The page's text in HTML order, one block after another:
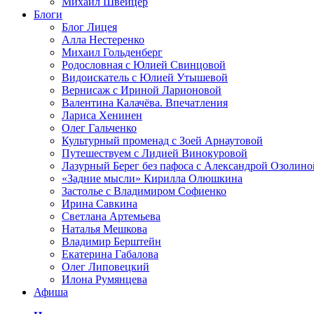
Блоги
Блог Лицея
Алла Нестеренко
Михаил Гольденберг
Родословная с Юлией Свинцовой
Видоискатель с Юлией Утышевой
Вернисаж с Ириной Ларионовой
Валентина Калачёва. Впечатления
Лариса Хенинен
Олег Гальченко
Культурный променад с Зоей Арнаутовой
Путешествуем с Лидией Винокуровой
Лазурный Берег без пафоса с Александрой
«Задние мысли» Кирилла Олюшкина
Застолье с Владимиром Софиенко
Ирина Савкина
Светлана Артемьева
Наталья Мешкова
Владимир Берштейн
Екатерина Габалова
Олег Липовецкий
Илона Румянцева
Афиша